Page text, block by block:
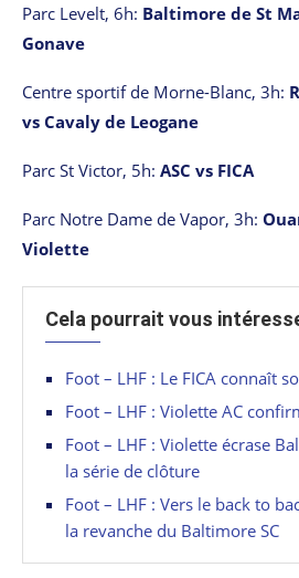
Parc Levelt, 6h: Baltimore de St
Gonave
Centre sportif de Morne-Blanc, 3h:
vs Cavaly de Leogane
Parc St Victor, 5h: ASC vs FICA
Parc Notre Dame de Vapor, 3h:
Violette
Cela pourrait vous
Foot – LHF : Le FICA connaît
Foot – LHF : Violette AC
Foot – LHF : Violette écrase
la série de clôture
Foot – LHF : Vers le back to
la revanche du Baltimore SC